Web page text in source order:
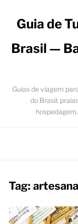
Guia de
Brasil —
Guias de viagem
do Brasil:
Tag: